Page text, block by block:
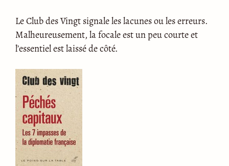
Le Club des Vingt signale les lacunes ou les erreurs.
Malheureusement, la focale est un peu courte et
l’essentiel est laissé de côté.